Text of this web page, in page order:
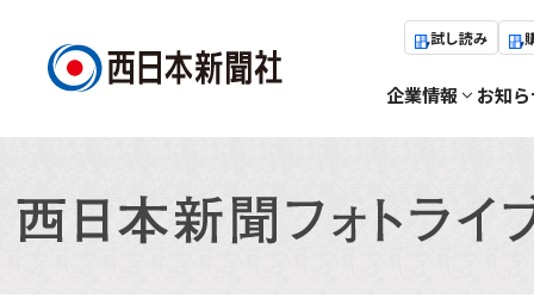
試し読み
企業情報 お知